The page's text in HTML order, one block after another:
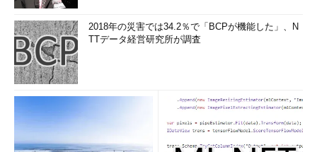
2018年の災害では34.2％で「BCPが機能した」、N
TTデータ経営研究所が調査